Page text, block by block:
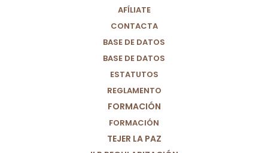
AFÍLIATE
CONTACTA
BASE DE DATOS
BASE DE DATOS
ESTATUTOS
REGLAMENTO
FORMACIÓN
FORMACIÓN
TEJER LA PAZ